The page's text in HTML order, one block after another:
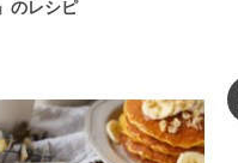
のレシピ